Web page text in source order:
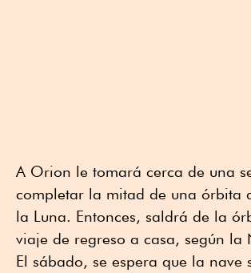
A Orion le tomará cerca de una
completar la mitad de una órbita
la Luna. Entonces, saldrá de la
viaje de regreso a casa, según la
El sábado, se espera que la nave